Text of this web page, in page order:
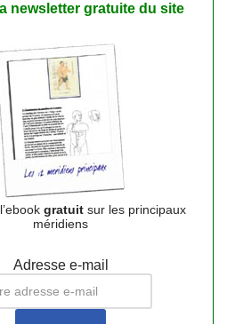
newsletter gratuite du site
gratuitsur les principaux
méridiens
Adresse e-mail